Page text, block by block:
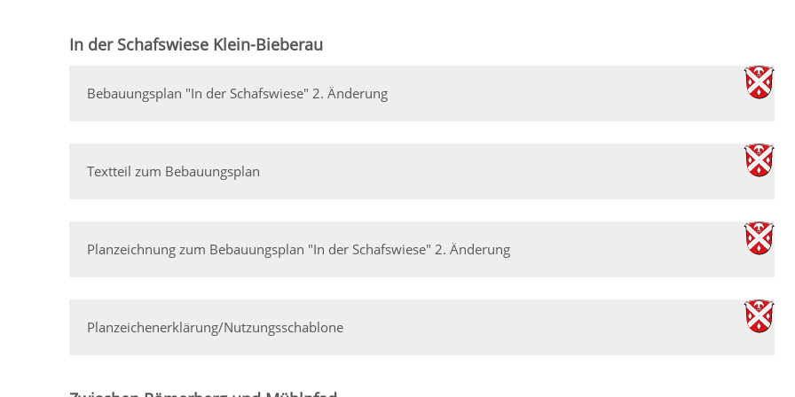
In der Schafswiese Klein-Bieberau
Bebauungsplan "In der Schafswiese" 2. Änderung
Textteil zum Bebauungsplan
Planzeichnung zum Bebauungsplan "In der Schafswiese" 2. Änderung
Planzeichenerklärung/Nutzungsschablone